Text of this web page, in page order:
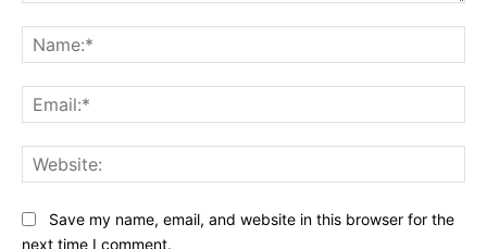
Save my name, email, and website in this browser for the
next time I comment.